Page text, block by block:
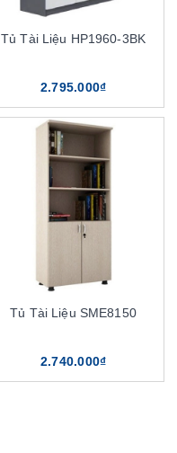
Tủ Tài Liệu HP1960-3BK
2.795.000₫
Tủ Tài Liệu SME8150
2.740.000₫